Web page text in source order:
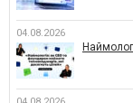
04.08.2026